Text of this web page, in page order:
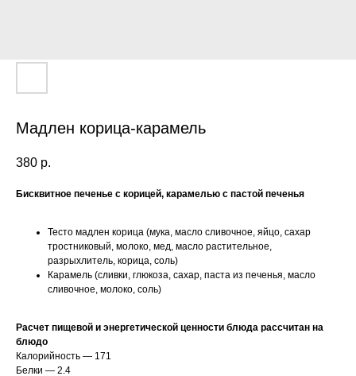
Мадлен корица-карамель
380 р.
Бисквитное печенье с корицей, карамелью с пастой печенья
Тесто мадлен корица (мука, масло сливочное, яйцо, сахар
тростниковый, молоко, мед, масло растительное,
разрыхлитель, корица, соль)
Карамель (сливки, глюкоза, сахар, паста из печенья, масло
сливочное, молоко, соль)
Расчет пищевой и энергетической ценности блюда рассчитан на
блюдо
Калорийность — 171
Белки — 2.4